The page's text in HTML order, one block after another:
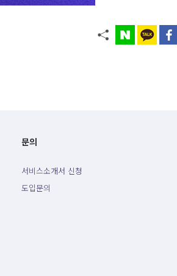
문의
서비스소개서 신청
도입문의